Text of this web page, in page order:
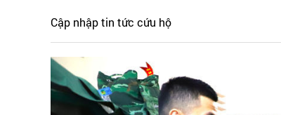
Cập nhập tin tức cứu hộ